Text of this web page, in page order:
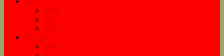
কবিতা
গদ্য
প্রবন্ধ
কচি-কাঁচা
কবিতা